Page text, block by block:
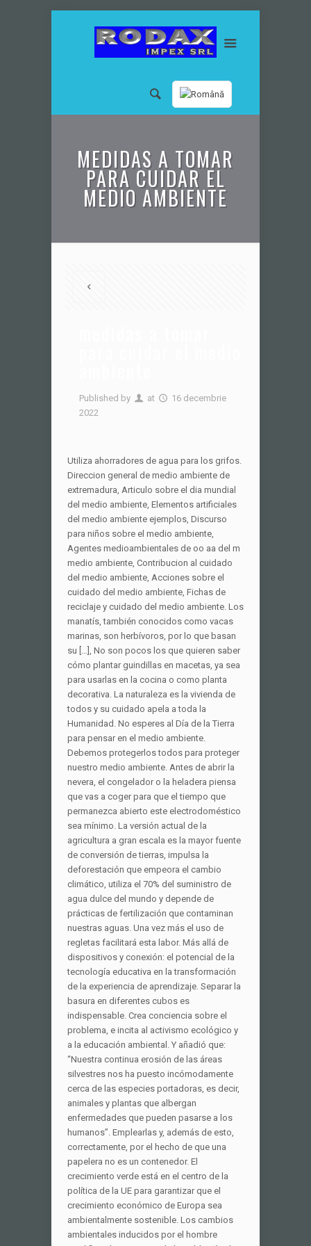
MEDIDAS A TOMAR
PARA CUIDAR EL
MEDIO AMBIENTE
Published by at
16 decembrie
2022
Utiliza ahorradores de agua para los grifos.
Direccion general de medio ambiente de
extremadura, Articulo sobre el dia mundial
del medio ambiente, Elementos artificiales
del medio ambiente ejemplos, Discurso
para niños sobre el medio ambiente,
Agentes medioambientales de oo aa del m
medio ambiente, Contribucion al cuidado
del medio ambiente, Acciones sobre el
cuidado del medio ambiente, Fichas de
reciclaje y cuidado del medio ambiente. Los
manatís, también conocidos como vacas
marinas, son herbívoros, por lo que basan
su […], No son pocos los que quieren saber
cómo plantar guindillas en macetas, ya sea
para usarlas en la cocina o como planta
decorativa. La naturaleza es la vivienda de
todos y su cuidado apela a toda la
Humanidad. No esperes al Día de la Tierra
para pensar en el medio ambiente.
Debemos protegerlos todos para proteger
nuestro medio ambiente. Antes de abrir la
nevera, el congelador o la heladera piensa
que vas a coger para que el tiempo que
permanezca abierto este electrodoméstico
sea mínimo. La versión actual de la
agricultura a gran escala es la mayor fuente
de conversión de tierras, impulsa la
deforestación que empeora el cambio
climático, utiliza el 70% del suministro de
agua dulce del mundo y depende de
prácticas de fertilización que contaminan
nuestras aguas. Una vez más el uso de
regletas facilitará esta labor. Más allá de
dispositivos y conexión: el potencial de la
tecnología educativa en la transformación
de la experiencia de aprendizaje. Separar la
basura en diferentes cubos es
indispensable. Crea conciencia sobre el
problema, e incita al activismo ecológico y
a la educación ambiental. Y añadió que:
“Nuestra continua erosión de las áreas
silvestres nos ha puesto incómodamente
cerca de las especies portadoras, es decir,
animales y plantas que albergan
enfermedades que pueden pasarse a los
humanos”. Emplearlas y, además de esto,
correctamente, por el hecho de que una
papelera no es un contenedor. El
crecimiento verde está en el centro de la
política de la UE para garantizar que el
crecimiento económico de Europa sea
ambientalmente sostenible. Los cambios
ambientales inducidos por el hombre